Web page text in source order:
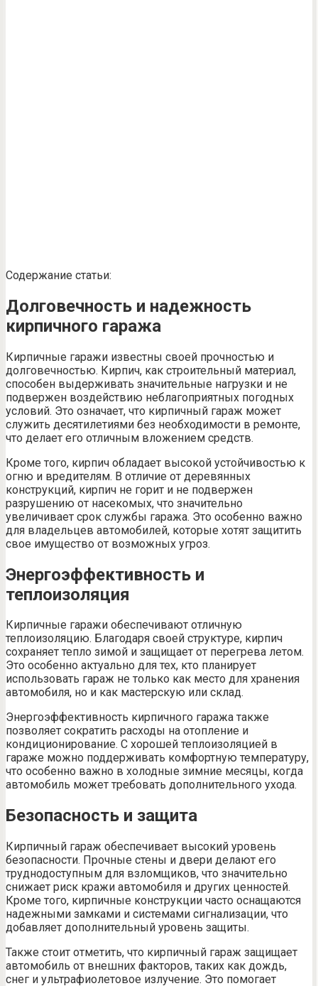
Содержание статьи:
Долговечность и надежность
кирпичного гаража
Кирпичные гаражи известны своей прочностью и
долговечностью. Кирпич, как строительный материал,
способен выдерживать значительные нагрузки и не
подвержен воздействию неблагоприятных погодных
условий. Это означает, что кирпичный гараж может
служить десятилетиями без необходимости в ремонте,
что делает его отличным вложением средств.
Кроме того, кирпич обладает высокой устойчивостью к
огню и вредителям. В отличие от деревянных
конструкций, кирпич не горит и не подвержен
разрушению от насекомых, что значительно
увеличивает срок службы гаража. Это особенно важно
для владельцев автомобилей, которые хотят защитить
свое имущество от возможных угроз.
Энергоэффективность и
теплоизоляция
Кирпичные гаражи обеспечивают отличную
теплоизоляцию. Благодаря своей структуре, кирпич
сохраняет тепло зимой и защищает от перегрева летом.
Это особенно актуально для тех, кто планирует
использовать гараж не только как место для хранения
автомобиля, но и как мастерскую или склад.
Энергоэффективность кирпичного гаража также
позволяет сократить расходы на отопление и
кондиционирование. С хорошей теплоизоляцией в
гараже можно поддерживать комфортную температуру,
что особенно важно в холодные зимние месяцы, когда
автомобиль может требовать дополнительного ухода.
Безопасность и защита
Кирпичный гараж обеспечивает высокий уровень
безопасности. Прочные стены и двери делают его
труднодоступным для взломщиков, что значительно
снижает риск кражи автомобиля и других ценностей.
Кроме того, кирпичные конструкции часто оснащаются
надежными замками и системами сигнализации, что
добавляет дополнительный уровень защиты.
Также стоит отметить, что кирпичный гараж защищает
автомобиль от внешних факторов, таких как дождь,
снег и ультрафиолетовое излучение. Это помогает